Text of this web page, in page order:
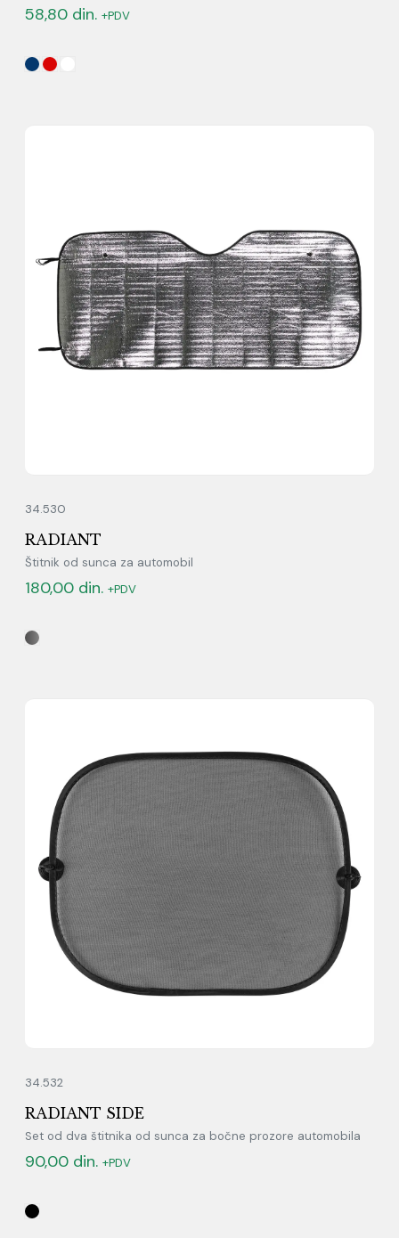
58,80 din. +PDV
34.530
RADIANT
Štitnik od sunca za automobil
180,00 din. +PDV
34.532
RADIANT SIDE
Set od dva štitnika od sunca za bočne prozore automobila
90,00 din. +PDV